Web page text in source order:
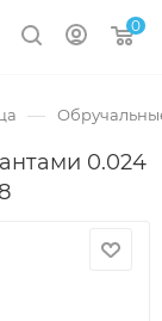
0
—
0.024